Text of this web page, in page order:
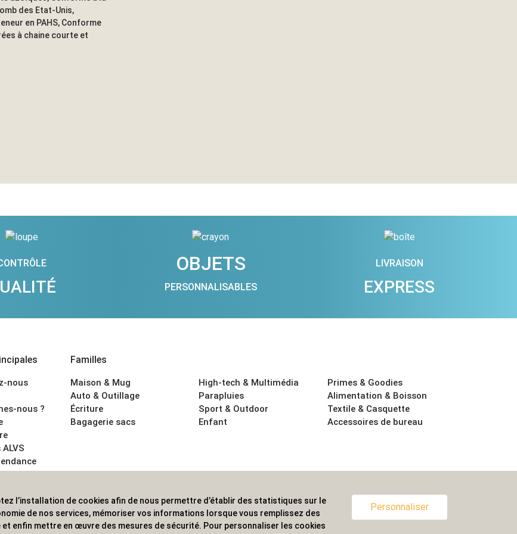
des Etat-Unis,
en PAHS, Conforme
à chaine courte et
OBJETS
PERSONNALISABLES
LIVRAISON
EXPRESS
nous
nous ?
Familles
Maison & Mug
Auto & Outillage
Écriture
Bagagerie sacs
High-tech & Multimédia
Parapluies
Sport & Outdoor
Enfant
Primes & Goodies
Alimentation & Boisson
Textile & Casquette
Accessoires de bureau
Une implantation nationale, une couverture internationale.
l’installation de cookies afin de nous permettre d’établir des statistiques sur le
de nos services, mémoriser vos informations lorsque vous remplissez des
enfin mettre en œuvre des mesures de sécurité. Pour personnaliser les cookies
Personnaliser